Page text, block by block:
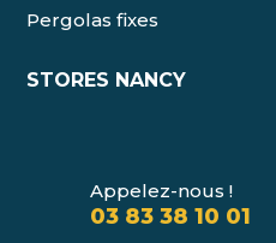
Pergolas fixes
STORES NANCY
Appelez-nous !
03 83 38 10 01